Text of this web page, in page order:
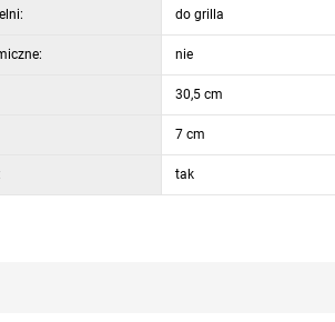
do grilla
nie
30,5 cm
7 cm
tak